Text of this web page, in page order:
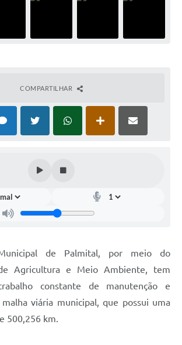
COMPARTILHAR
de Palmital, por meio do
Agricultura e Meio Ambiente, tem
constante de manutenção e
viária municipal, que possui uma
500,256 km.